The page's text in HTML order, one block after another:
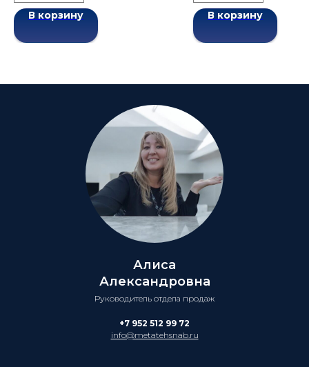
В корзину В корзину
Алиса
Александровна
Руководитель отдела продаж
+7 952 512 99 72
info@metatehsnab.ru